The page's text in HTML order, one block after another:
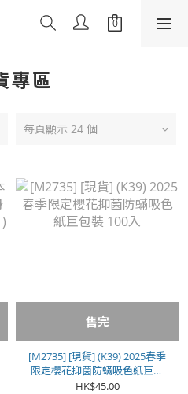
專區
每頁顯示 24 個
售完
[M2735] [現貨] (K39) 2025春季
限定櫻花抑菌防蟎吸色紙巨包
裝 100入
HK$45.00